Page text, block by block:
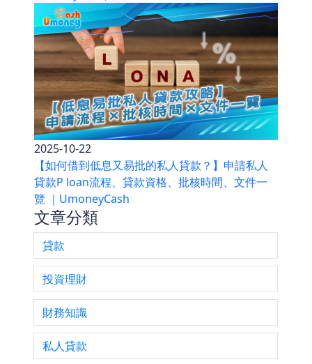
2025-10-22
【如何借到低息又易批的私人貸款？】申請私人
貸款P loan流程、貸款資格、批核時間、文件一
覽 ｜UmoneyCash
文章分類
貸款
投資理財
財務知識
私人貸款